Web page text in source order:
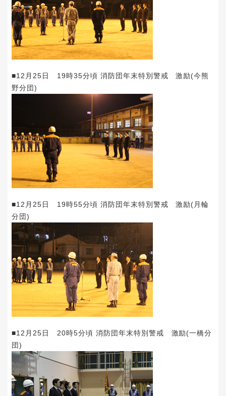
■12月25日 19時35分頃 消防団年末特別警戒 激励(今熊
野分団)
■12月25日 19時55分頃 消防団年末特別警戒 激励(月輪
分団)
■12月25日 20時5分頃 消防団年末特別警戒 激励(一橋分
団)